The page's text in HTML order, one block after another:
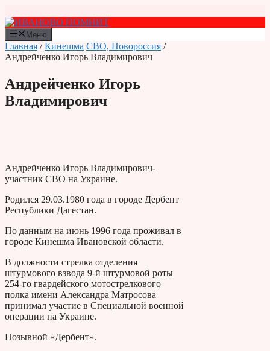
к
содержимому
Меню
Главная /Кинешма СВО, Новороссия /
Андрейченко Игорь Владимирович
Андрейченко Игорь
Владимирович
Андрейченко Игорь Владимирович-
участник СВО на Украине.
Родился 29.03.1980 года в городе Дербент
Республики Дагестан.
По данным на июнь 1996 года проживал в
городе Кинешма Ивановской области.
В должности стрелка отделения
штурмового взвода 9-й штурмовой роты
254-го гвардейского мотострелкового
полка имени Александра Матросова
принимал участие в Специальной военной
операции на Украине.
Позывной «Дербент».